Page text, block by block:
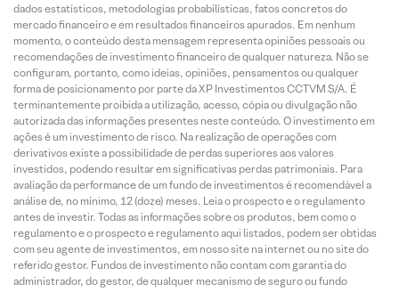
dados estatísticos, metodologias probabilísticas, fatos concretos do
mercado financeiro e em resultados financeiros apurados. Em nenhum
momento, o conteúdo desta mensagem representa opiniões pessoais ou
recomendações de investimento financeiro de qualquer natureza. Não se
configuram, portanto, como ideias, opiniões, pensamentos ou qualquer
forma de posicionamento por parte da XP Investimentos CCTVM S/A. É
terminantemente proibida a utilização, acesso, cópia ou divulgação não
autorizada das informações presentes neste conteúdo. O investimento em
ações é um investimento de risco. Na realização de operações com
derivativos existe a possibilidade de perdas superiores aos valores
investidos, podendo resultar em significativas perdas patrimoniais. Para
avaliação da performance de um fundo de investimentos é recomendável a
análise de, no mínimo, 12 (doze) meses. Leia o prospecto e o regulamento
antes de investir. Todas as informações sobre os produtos, bem como o
regulamento e o prospecto e regulamento aqui listados, podem ser obtidas
com seu agente de investimentos, em nosso site na internet ou no site do
referido gestor. Fundos de investimento não contam com garantia do
administrador, do gestor, de qualquer mecanismo de seguro ou fundo